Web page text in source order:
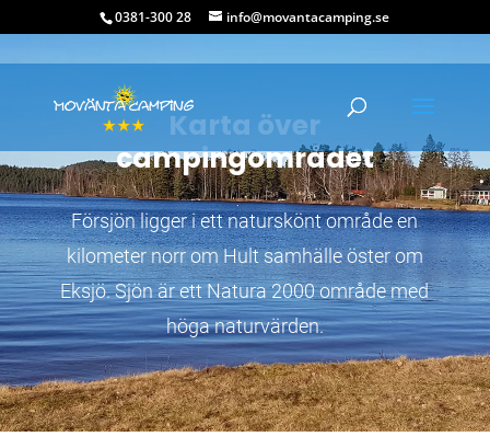
0381-300 28 info@movantacamping.se
Karta över
campingområdet
Försjön ligger i ett naturskönt område en
kilometer norr om Hult samhälle öster om
Eksjö. Sjön är ett Natura 2000 område med
höga naturvärden.